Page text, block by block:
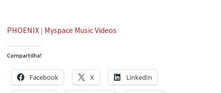
PHOENIX | Myspace Music Videos
Compartilha!
Facebook X LinkedIn